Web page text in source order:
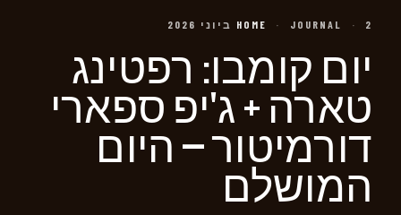
HOME · JOURNAL · 2 ביוני 2026
יום קומבו: רפטינג
טארה + ג'יפ ספארי
דורמיטור — היום
המושלם